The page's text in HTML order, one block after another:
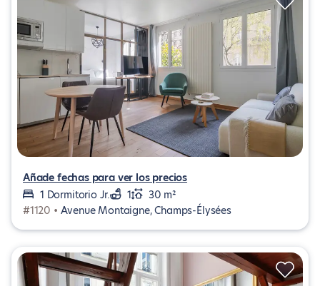
Añade fechas para ver los precios
1 Dormitorio Jr.
1
30 m²
#1120 • Avenue Montaigne, Champs-Élysées